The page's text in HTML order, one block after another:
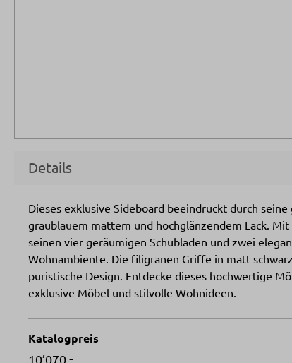
Details
Dieses exklusive Sideboard beeindruckt durch
graublauem mattem und hochglänzendem Lack.
seinen vier geräumigen Schubladen und zwei
Wohnambiente. Die filigranen Griffe in matt
puristische Design. Entdecke dieses hochwertige
exklusive Möbel und stilvolle Wohnideen.
Katalogpreis
10’070.-